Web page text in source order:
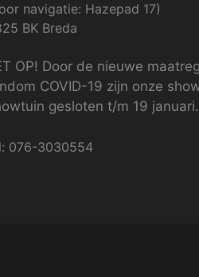
navigatie: Hazepad 17)
BK Breda
OP! Door de nieuwe
COVID-19 zijn onze
gesloten t/m 19 januari.
076-3030554